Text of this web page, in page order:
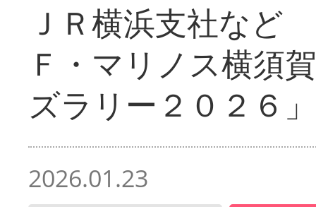
ＪＲ横浜支社など
Ｆ・マリノス横須
ズラリー２０２６」
2026.01.23